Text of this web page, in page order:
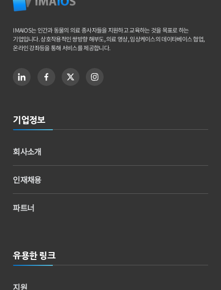
IMAIOS는 인간과 동물의 의료 종사자들을 지원하고 교육하는 것을 목표로 하는
기업입니다. 상호작용적인 쌍방향 해부도, 의료 영상, 임상케이스의 데이타베이스 협업,
온라인 강좌등을 통해 서비스를 제공합니다.
기업정보
회사소개
인재채용
파트너
유용한 링크
지원